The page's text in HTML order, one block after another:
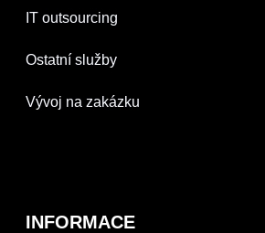
IT outsourcing
Ostatní služby
Vývoj na zakázku
INFORMACE